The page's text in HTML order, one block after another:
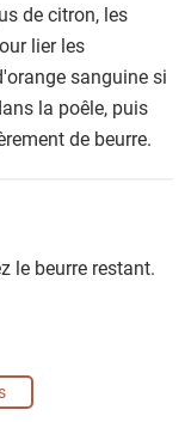
de citron, les
lier les
sanguine si
la poêle, puis
de beurre.
le beurre restant.